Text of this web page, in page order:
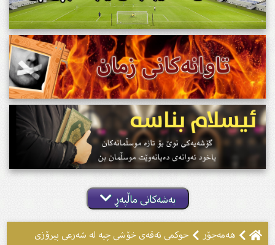
بەشەکانی ماڵپەڕ
هەمەجۆر
حوکمى تەقەى خۆشی چیە لە شەرعى پیرۆزى